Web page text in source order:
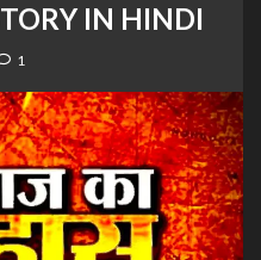
IN HINDI
1